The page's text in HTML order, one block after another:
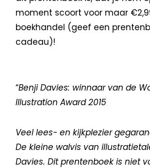
moment scoort voor maar
boekhandel (geef een
cadeau)!
“Benji Davies: winnaar van de
Illustration Award 2015
Veel lees- en kijkplezier
De kleine walvis van
Davies. Dit prentenboek is niet